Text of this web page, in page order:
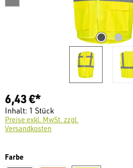
6,43 €*
Inhalt: 1 Stück
Preise exkl. MwSt. zzgl.
Versandkosten
Farbeauswählen